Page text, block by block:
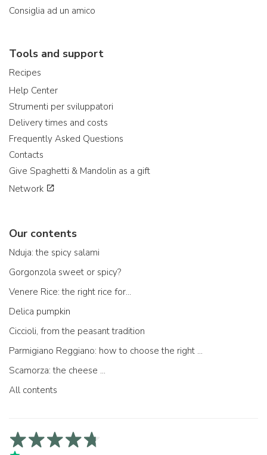
Consiglia ad un amico
Tools and support
Recipes
Help Center
Strumenti per sviluppatori
Delivery times and costs
Frequently Asked Questions
Contacts
Give Spaghetti & Mandolin as a gift
Network
Our contents
Nduja: the spicy salami
Gorgonzola sweet or spicy?
Venere Rice: the right rice for...
Delica pumpkin
Ciccioli, from the peasant tradition
Parmigiano Reggiano: how to choose the right one
Scamorza: the cheese ...
All contents